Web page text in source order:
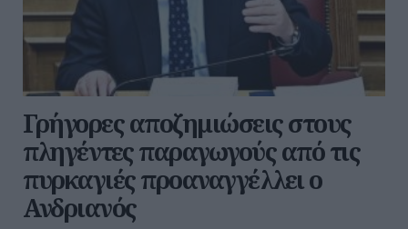
Γρήγορες αποζημιώσεις στους
πληγέντες παραγωγούς από τις
πυρκαγιές προαναγγέλλει ο
Ανδριανός